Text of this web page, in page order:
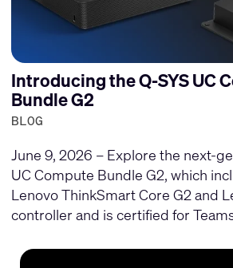
Introducing the Q-SYS UC
Bundle G2
BLOG
June 9, 2026 – Explore the next-
UC Compute Bundle G2, which
Lenovo ThinkSmart Core G2 and
controller and is certified for